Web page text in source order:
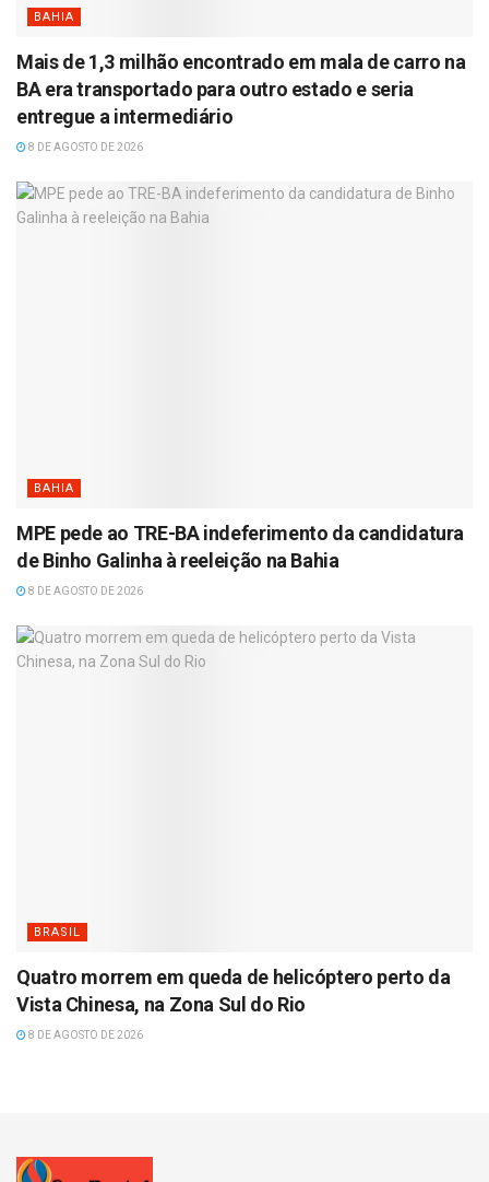
BAHIA
Mais de 1,3 milhão encontrado em mala de carro na
BA era transportado para outro estado e seria
entregue a intermediário
8 DE AGOSTO DE 2026
BAHIA
MPE pede ao TRE-BA indeferimento da candidatura
de Binho Galinha à reeleição na Bahia
8 DE AGOSTO DE 2026
BRASIL
Quatro morrem em queda de helicóptero perto da
Vista Chinesa, na Zona Sul do Rio
8 DE AGOSTO DE 2026